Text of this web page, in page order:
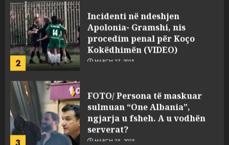
2
procedim penal për Koço
Kokëdhimën (VIDEO)
MARCH 27, 2025
3
ngjarja u fsheh. A u vodhën
serverat?
MARCH 25, 2025